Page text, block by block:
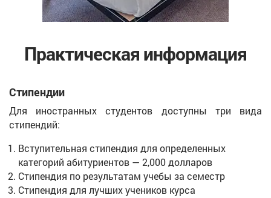
Практическая информация
Стипендии
Для иностранных студентов доступны три вида
стипендий:
Вступительная стипендия для определенных
категорий абитуриентов — 2,000 долларов
Стипендия по результатам учебы за семестр
Стипендия для лучших учеников курса